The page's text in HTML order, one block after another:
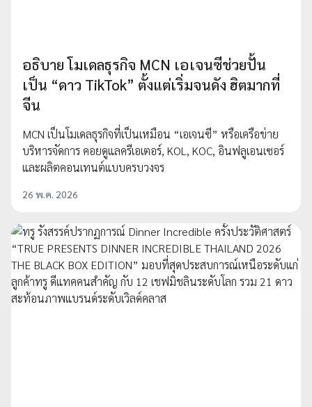
อธิบาย โมเดลธุรกิจ MCN เอเจนซีช่วยปั้น
เป็น “ดาว TikTok” ตั้งแต่เริ่มจนดัง ฮิตมากที่
จีน
MCN เป็นโมเดลธุรกิจที่เป็นเหมือน “เอเจนซี” หรือเครือข่าย
บริหารจัดการ คอยดูแลครีเอเตอร์, KOL, KOC, อินฟลูเอนเซอร์
และผลิตคอนเทนต์แบบครบวงจร
26 พ.ค. 2026